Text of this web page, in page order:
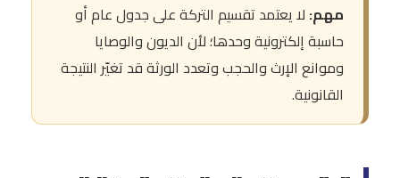
مهم: لا يعتمد تقسيم التركة على جدول عام أو
حاسبة إلكترونية وحدها؛ لأن الديون والوصايا
وموانع الإرث والحجب وتعدد الورثة قد تغيّر النتيجة
القانونية.